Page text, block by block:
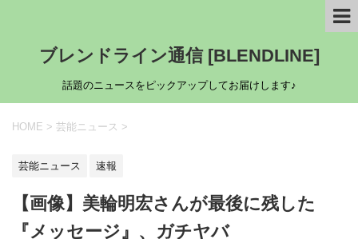
ブレンドライン通信 [BLENDLINE]
話題のニュースをピックアップしてお届けします♪
HOME > 芸能ニュース >
芸能ニュース 速報
【画像】美輪明宏さんが最後に残した
『メッセージ』、ガチヤバ